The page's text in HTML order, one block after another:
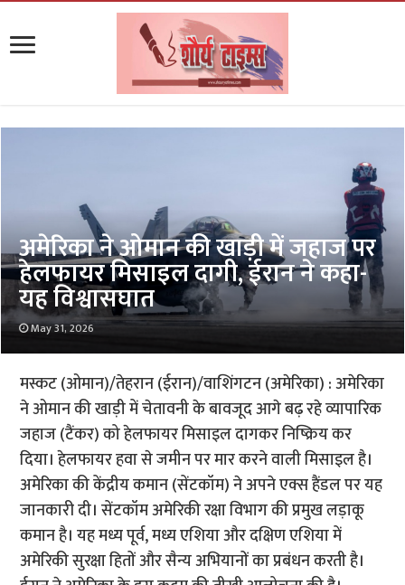
अमेरिका ने ओमान की खाड़ी में जहाज पर
हेलफायर मिसाइल दागी, ईरान ने कहा-
यह विश्वासघात
May 31, 2026
मस्कट (ओमान)/तेहरान (ईरान)/वाशिंगटन (अमेरिका) : अमेरिका
ने ओमान की खाड़ी में चेतावनी के बावजूद आगे बढ़ रहे व्यापारिक
जहाज (टैंकर) को हेलफायर मिसाइल दागकर निष्क्रिय कर
दिया। हेलफायर हवा से जमीन पर मार करने वाली मिसाइल है।
अमेरिका की केंद्रीय कमान (सेंटकॉम) ने अपने एक्स हैंडल पर यह
जानकारी दी। सेंटकॉम अमेरिकी रक्षा विभाग की प्रमुख लड़ाकू
कमान है। यह मध्य पूर्व, मध्य एशिया और दक्षिण एशिया में
अमेरिकी सुरक्षा हितों और सैन्य अभियानों का प्रबंधन करती है।